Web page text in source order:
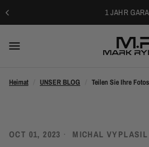
1 JAHR
Heimat UNSER BLOG Teilen Sie Ihre
OCT 01, 2023 MICHAL VYPLASIL